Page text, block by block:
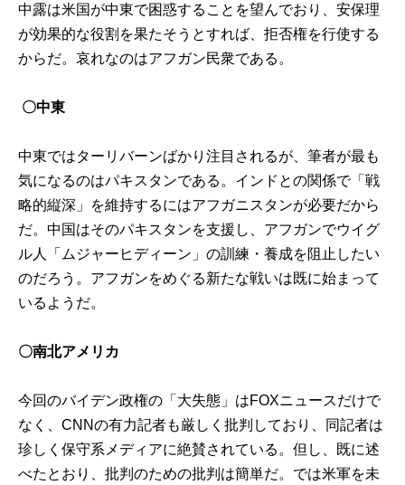
中露は米国が中東で困惑することを望んでおり、安保理
が効果的な役割を果たそうとすれば、拒否権を行使する
からだ。哀れなのはアフガン民衆である。
〇中東
中東ではターリバーンばかり注目されるが、筆者が最も
気になるのはパキスタンである。インドとの関係で「戦
略的縦深」を維持するにはアフガニスタンが必要だから
だ。中国はそのパキスタンを支援し、アフガンでウイグ
ル人「ムジャーヒディーン」の訓練・養成を阻止したい
のだろう。アフガンをめぐる新たな戦いは既に始まって
いるようだ。
〇南北アメリカ
今回のバイデン政権の「大失態」はFOXニュースだけで
なく、CNNの有力記者も厳しく批判しており、同記者は
珍しく保守系メディアに絶賛されている。但し、既に述
べたとおり、批判のための批判は簡単だ。では米軍を未